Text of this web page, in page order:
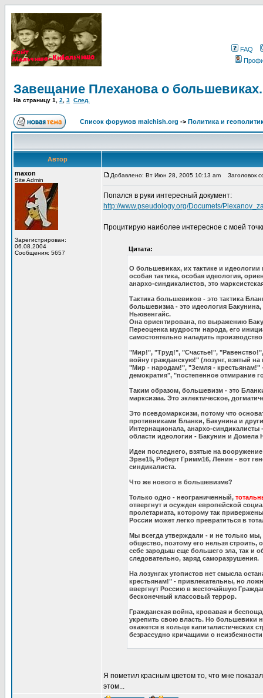
FAQ
Завещание Плеханова о большевиках.
На страницу 1 2 3 След.
Список форумов malchish.org -> Политика и
Автор
maxon
Site Admin
Зарегистрирован:
06.08.2004
Сообщения: 5657
Добавлено: Вт Июн 28, 2005 10:13 am Заголовок
Попался в руки интересный документ:
http://www.pseudology.org/Documets/
Процитирую наиболее интересное с моей
Цитата:
О большевиках, их тактике и
особая тактика, особая идеология,
анархо-синдикалистов, это
Тактика большевиков - это тактика
большевизма - это идеология
Ньювенгайс.
Она ориентирована, по выражению
Переоценка мудрости народа, его
самостоятельно наладить
"Мир!", "Труд!", "Счастье!",
войну гражданскую!" (лозунг, взятый
"Мир - народам!", "Земля - крестьянам!" -
демократия", "постепенное отмирание
Таким образом, большевизм - это
марксизма. Это эклектическое,
Это псевдомарксизм, потому что
противниками Бланки, Бакунина и
Интернационала, анархо-синдикалисты
области идеологии - Бакунин и Домела
Идеи последнего, взятые на
Эрве15, Роберт Гримм16, Ленин - вот
синдикалиста.
Что же нового в большевизме?
Только одно - неограниченный,
отвергнут и осужден европейской
пролетариата, которому так
России может легко превратиться в
Мы всегда утверждали - и не только
общество, поэтому его нельзя строить,
себе зародыш еще большего зла, так и
следовательно, заряд саморазрушения.
На лозунгах утопистов нет смысла
крестьянам!" - привлекательны, но
ввергнут Россию в жесточайшую
бесконечный классовый террор.
Гражданская война, кровавая и
укрепить свою власть. Но большевики
окажется в кольце капиталистических
безрассудно кричащими о
Я пометил красным цветом то, что мне
этом...